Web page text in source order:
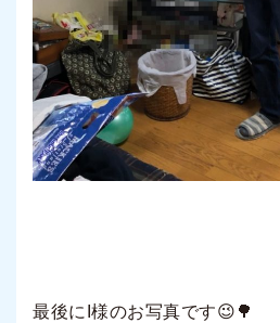
最後にI様のお写真です😉🌳